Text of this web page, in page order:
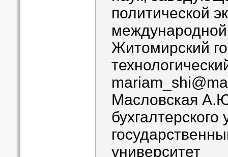
политической
Житомирский
Масловская
университет